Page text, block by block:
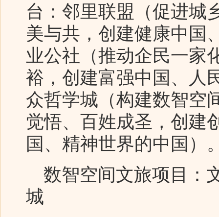
台：邻里联盟（促进城
美与共，创建健康中国
业公社（推动企民一家
裕，创建富强中国、人
众哲学城（构建数智空
觉悟、百姓成圣，创建
国、精神世界的中国）
数智空间文旅项目：
城